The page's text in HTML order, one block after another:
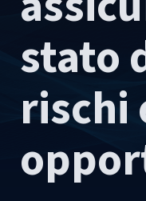
stato
rischi